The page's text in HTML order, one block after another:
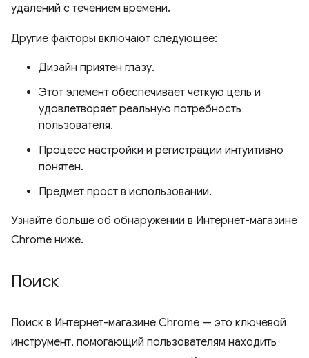
удалений с течением времени.
Другие факторы включают следующее:
Дизайн приятен глазу.
Этот элемент обеспечивает четкую цель и
удовлетворяет реальную потребность
пользователя.
Процесс настройки и регистрации интуитивно
понятен.
Предмет прост в использовании.
Узнайте больше об обнаружении в Интернет-магазине
Chrome ниже.
Поиск
Поиск в Интернет-магазине Chrome — это ключевой
инструмент, помогающий пользователям находить